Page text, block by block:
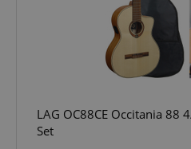
LAG OC88CE Occitania 88
Set